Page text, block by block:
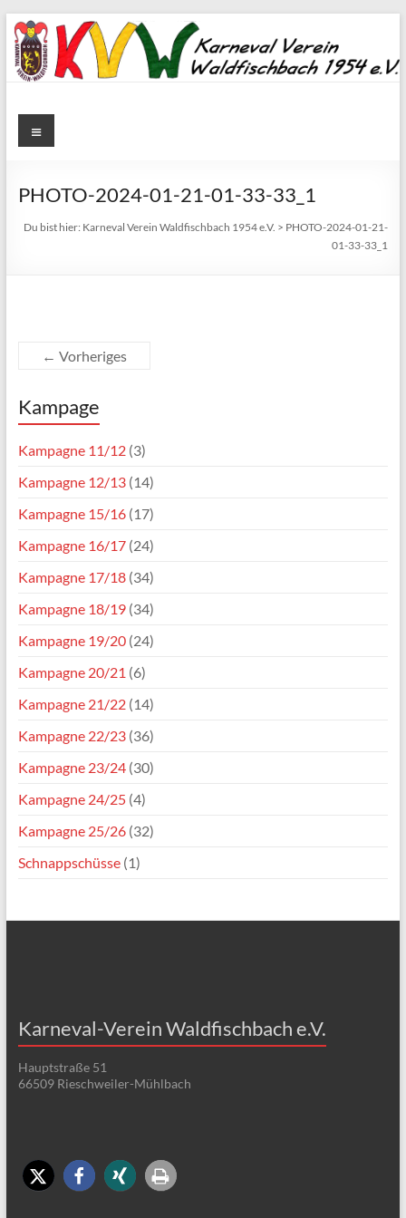
Zum
Inhalt
springen
Karneval
Waldfischbach
1954
1954
Menü
PHOTO-2024-01-21-01-33-33_1
Du bist hier: Karneval Verein Waldfischbach 1954 e.V. > PHOTO-2024-01-21-
01-33-33_1
← Vorheriges
Kampage
Kampagne 11/12(3)
Kampagne 12/13(14)
Kampagne 15/16(17)
Kampagne 16/17(24)
Kampagne 17/18(34)
Kampagne 18/19(34)
Kampagne 19/20(24)
Kampagne 20/21 (6)
Kampagne 21/22(14)
Kampagne 22/23(36)
Kampagne 23/24(30)
Kampagne 24/25(4)
Kampagne 25/26(32)
Schnappschüsse(1)
Karneval-Verein Waldfischbach e.V.
Hauptstraße 51
66509 Rieschweiler-Mühlbach